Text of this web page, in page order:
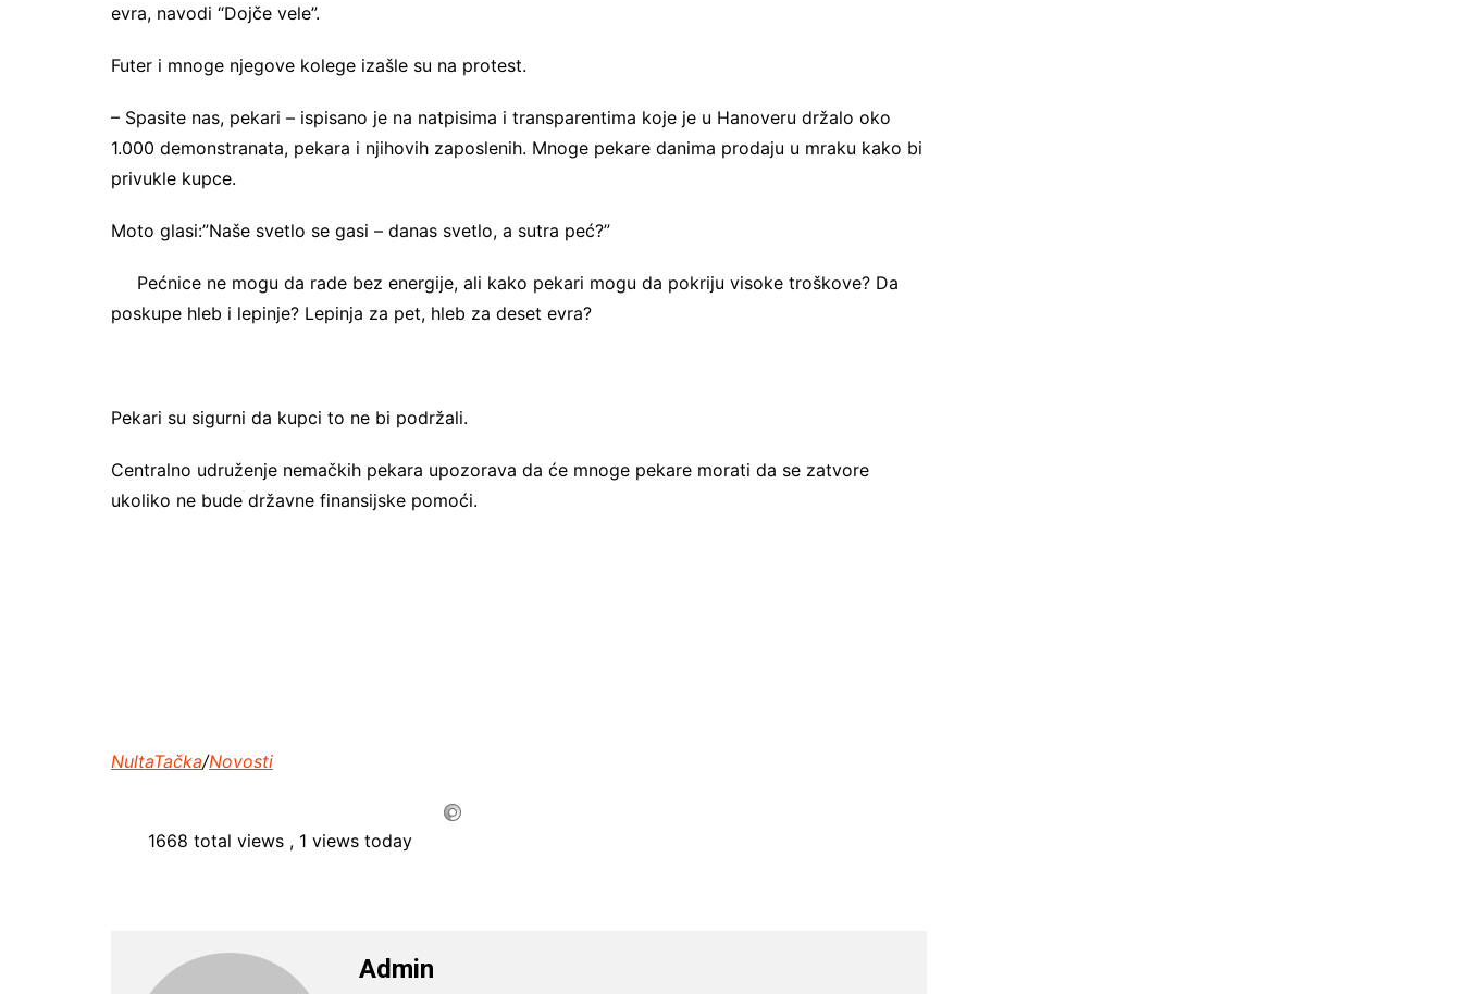
evra, navodi “Dojče vele”.
Futer i mnoge njegove kolege izašle su na protest.
– Spasite nas, pekari – ispisano je na natpisima i transparentima koje je u Hanoveru držalo oko
1.000 demonstranata, pekara i njihovih zaposlenih. Mnoge pekare danima prodaju u mraku kako bi
privukle kupce.
Moto glasi:”Naše svetlo se gasi – danas svetlo, a sutra peć?”
Pećnice ne mogu da rade bez energije, ali kako pekari mogu da pokriju visoke troškove? Da
poskupe hleb i lepinje? Lepinja za pet, hleb za deset evra?
Pekari su sigurni da kupci to ne bi podržali.
Centralno udruženje nemačkih pekara upozorava da će mnoge pekare morati da se zatvore
ukoliko ne bude državne finansijske pomoći.
NultaTačka/Novosti
1668 total views , 1 views today
Admin